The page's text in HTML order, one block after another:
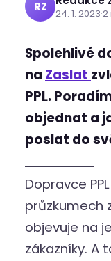
RZ 24. 1. 2023·2
Spolehlivé
na Zaslat
PPL.
objednat a
poslat do
Dopravce
průzkumech
objevuje na
zákazníky. A